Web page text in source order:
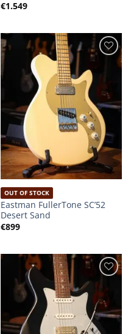
€1.549
OUT OF STOCK
Eastman FullerTone SC’52
Desert Sand
€899